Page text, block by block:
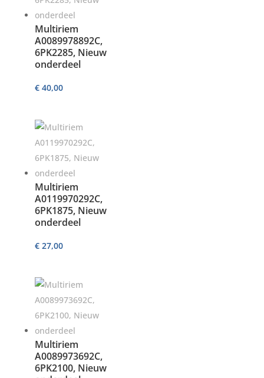
Multiriem
A0089978892C,
6PK2285, Nieuw
onderdeel
€40,00
Multiriem
A0119970292C,
6PK1875, Nieuw
onderdeel
€27,00
Multiriem
A0089973692C,
6PK2100, Nieuw